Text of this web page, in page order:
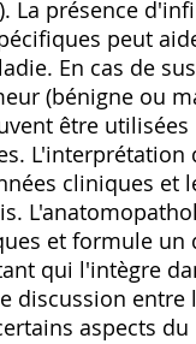
La présence
peut
En cas de
(bénigne ou
être
cliniques et
et formule
qui l'intègre
discussion
aspects